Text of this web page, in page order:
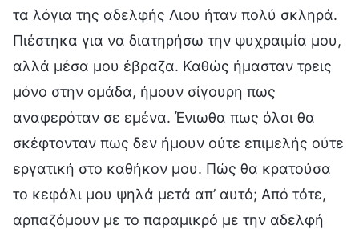
τα λόγια της αδελφής Λιου ήταν πολύ σκληρά.
Πιέστηκα για να διατηρήσω την ψυχραιμία μου,
αλλά μέσα μου έβραζα. Καθώς ήμασταν τρεις
μόνο στην ομάδα, ήμουν σίγουρη πως
αναφερόταν σε εμένα. Ένιωθα πως όλοι θα
σκέφτονταν πως δεν ήμουν ούτε επιμελής ούτε
εργατική στο καθήκον μου. Πώς θα κρατούσα
το κεφάλι μου ψηλά μετά απ’ αυτό; Από τότε,
αρπαζόμουν με το παραμικρό με την αδελφή